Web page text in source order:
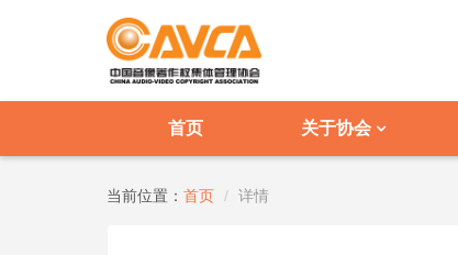
首页 关于协会
当前位置： 首页 详情